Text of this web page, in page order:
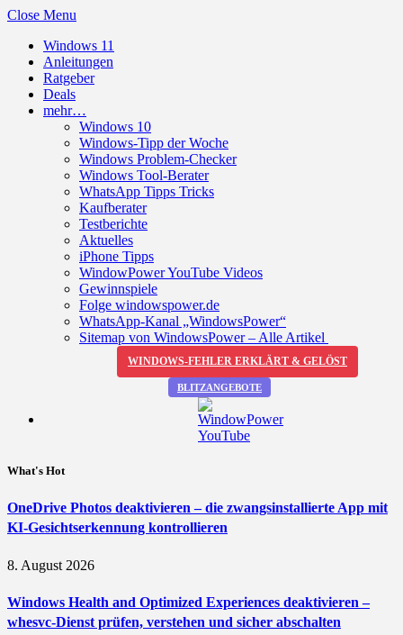
Close Menu
Windows 11
Anleitungen
Ratgeber
Deals
mehr…
Windows 10
Windows-Tipp der Woche
Windows Problem-Checker
Windows Tool-Berater
WhatsApp Tipps Tricks
Kaufberater
Testberichte
Aktuelles
iPhone Tipps
WindowPower YouTube Videos
Gewinnspiele
Folge windowspower.de
WhatsApp-Kanal „WindowsPower“
Sitemap von WindowsPower – Alle Artikel
WINDOWS-FEHLER ERKLÄRT & GELÖST
BLITZANGEBOTE
What's Hot
OneDrive Photos deaktivieren – die zwangsinstallierte App mit
KI-Gesichtserkennung kontrollieren
8. August 2026
Windows Health and Optimized Experiences deaktivieren –
whesvc-Dienst prüfen, verstehen und sicher abschalten